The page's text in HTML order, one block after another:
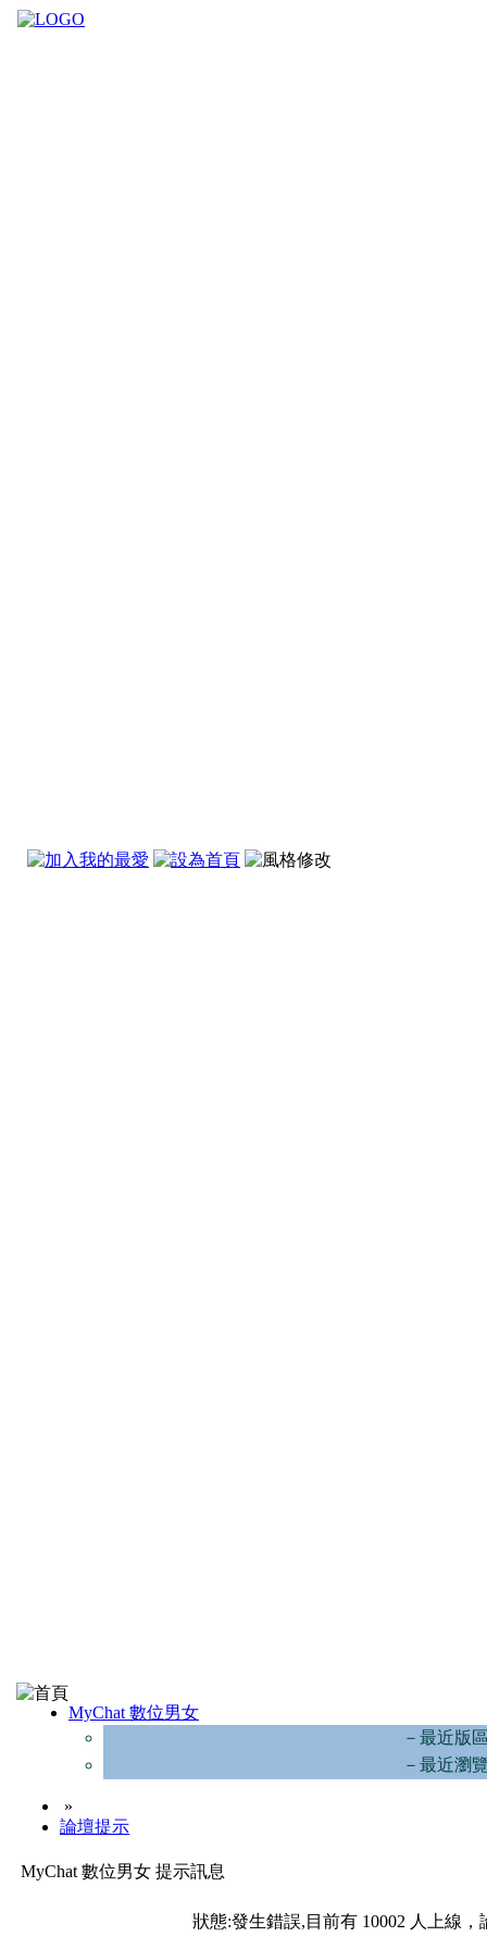
MyChat 數位男女
－最近版
－最近瀏
»
論壇提示
MyChat 數位男女 提示訊息
狀態:發生錯誤,目前有 10002 人上線